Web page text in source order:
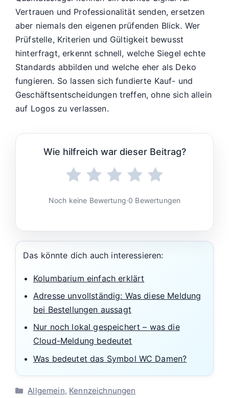
Vertrauen und Professionalität senden, ersetzen
aber niemals den eigenen prüfenden Blick. Wer
Prüfstelle, Kriterien und Gültigkeit bewusst
hinterfragt, erkennt schnell, welche Siegel echte
Standards abbilden und welche eher als Deko
fungieren. So lassen sich fundierte Kauf- und
Geschäftsentscheidungen treffen, ohne sich allein
auf Logos zu verlassen.
Wie hilfreich war dieser Beitrag?
Noch keine Bewertung·0 Bewertungen
Das könnte dich auch interessieren:
Kolumbarium einfach erklärt
Adresse unvollständig: Was diese Meldung
bei Bestellungen aussagt
Nur noch lokal gespeichert – was die
Cloud-Meldung bedeutet
Was bedeutet das Symbol WC Damen?
Kategorien
Allgemein, Kennzeichnungen